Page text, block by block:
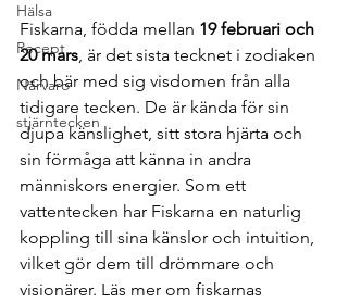
Hälsa
Recept
Närvaro
stjärntecken
Fiskarna, födda mellan 19 februari och
20 mars, är det sista tecknet i zodiaken
och bär med sig visdomen från alla
tidigare tecken. De är kända för sin
djupa känslighet, sitt stora hjärta och
sin förmåga att känna in andra
människors energier. Som ett
vattentecken har Fiskarna en naturlig
koppling till sina känslor och intuition,
vilket gör dem till drömmare och
visionärer. Läs mer om fiskarnas